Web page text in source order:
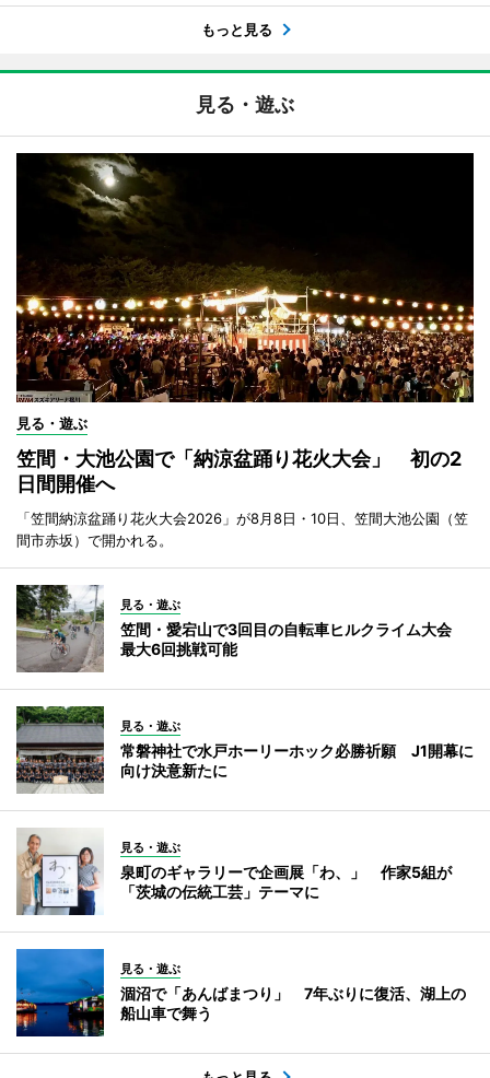
もっと見る
見る・遊ぶ
見る・遊ぶ
笠間・大池公園で「納涼盆踊り花火大会」 初の2
日間開催へ
「笠間納涼盆踊り花火大会2026」が8月8日・10日、笠間大池公園（笠
間市赤坂）で開かれる。
見る・遊ぶ
笠間・愛宕山で3回目の自転車ヒルクライム大会
最大6回挑戦可能
見る・遊ぶ
常磐神社で水戸ホーリーホック必勝祈願 J1開幕に
向け決意新たに
見る・遊ぶ
泉町のギャラリーで企画展「わ、」 作家5組が
「茨城の伝統工芸」テーマに
見る・遊ぶ
涸沼で「あんばまつり」 7年ぶりに復活、湖上の
船山車で舞う